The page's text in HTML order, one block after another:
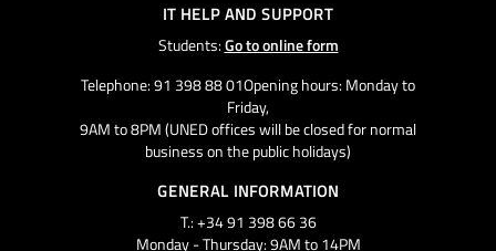
IT HELP AND SUPPORT
Students:Go to online form
Telephone: 91 398 88 01Opening hours: Monday to
Friday,
9AM to 8PM (UNED offices will be closed for normal
business on the public holidays)
GENERAL INFORMATION
T.: +34 91 398 66 36
Monday - Thursday: 9AM to 14PM